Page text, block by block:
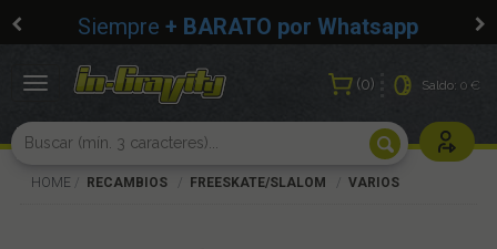
Siempre + BARATO por Whatsapp
0 Saldo:0 €
Usuarios
Toggle
HOME RECAMBIOS FREESKATE/SLALOM VARIOS